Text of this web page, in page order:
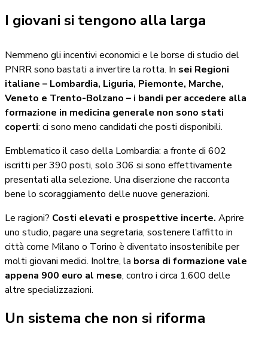
I giovani si tengono alla larga
Nemmeno gli incentivi economici e le borse di studio del
PNRR sono bastati a invertire la rotta. In sei Regioni
italiane – Lombardia, Liguria, Piemonte, Marche,
Veneto e Trento-Bolzano – i bandi per accedere alla
formazione in medicina generale non sono stati
coperti: ci sono meno candidati che posti disponibili.
Emblematico il caso della Lombardia: a fronte di 602
iscritti per 390 posti, solo 306 si sono effettivamente
presentati alla selezione. Una diserzione che racconta
bene lo scoraggiamento delle nuove generazioni.
Le ragioni? Costi elevati e prospettive incerte. Aprire
uno studio, pagare una segretaria, sostenere l’affitto in
città come Milano o Torino è diventato insostenibile per
molti giovani medici. Inoltre, la borsa di formazione vale
appena 900 euro al mese, contro i circa 1.600 delle
altre specializzazioni.
Un sistema che non si riforma